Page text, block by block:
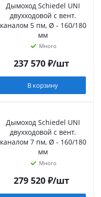
Дымоход Schiedel UNI
двухходовой с вент.
каналом 5 пм, Ø - 160/180
мм
Много
237 570₽/шт
В корзину
Дымоход Schiedel UNI
двухходовой с вент.
каналом 7 пм, Ø - 160/180
мм
Много
279 520₽/шт